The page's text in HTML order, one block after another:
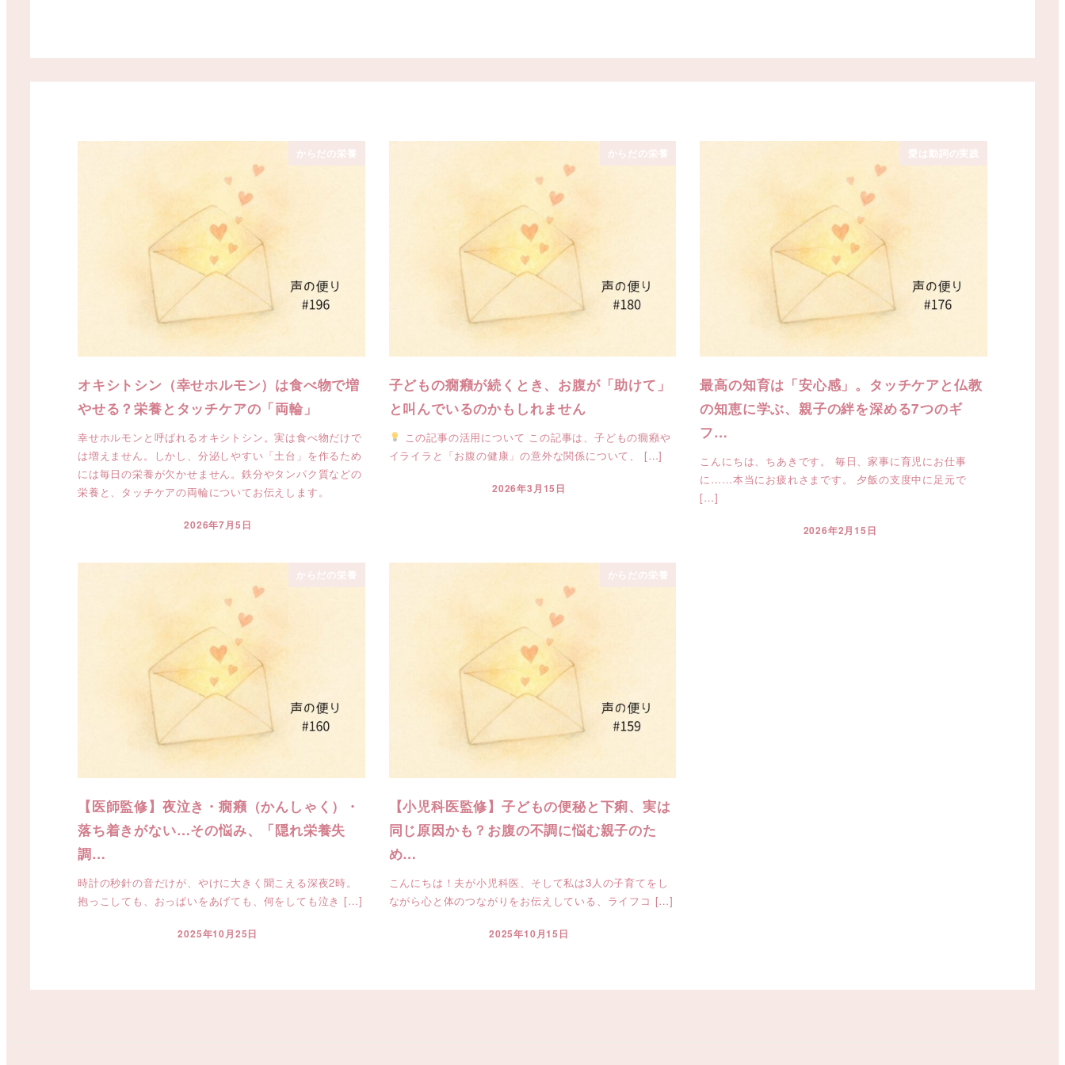
からだの栄養
オキシトシン（幸せホルモン）は食べ物で増
やせる？栄養とタッチケアの「両輪」
幸せホルモンと呼ばれるオキシトシン。実は食べ物だけで
は増えません。しかし、分泌しやすい「土台」を作るため
には毎日の栄養が欠かせません。鉄分やタンパク質などの
栄養と、タッチケアの両輪についてお伝えします。
投稿日
2026年7月5日
からだの栄養
子どもの癇癪が続くとき、お腹が「助けて」
と叫んでいるのかもしれません
この記事の活用について この記事は、子どもの癇癪や
イライラと「お腹の健康」の意外な関係について、 […]
投稿日
2026年3月15日
愛は動詞の実践
最高の知育は「安心感」。タッチケアと仏教
の知恵に学ぶ、親子の絆を深める7つのギ
フ…
こんにちは、ちあきです。 毎日、家事に育児にお仕事
に……本当にお疲れさまです。 夕飯の支度中に足元で
[…]
投稿日
2026年2月15日
からだの栄養
【医師監修】夜泣き・癇癪（かんしゃく）・
落ち着きがない…その悩み、「隠れ栄養失
調…
時計の秒針の音だけが、やけに大きく聞こえる深夜2時。
抱っこしても、おっぱいをあげても、何をしても泣き […]
投稿日
2025年10月25日
からだの栄養
【小児科医監修】子どもの便秘と下痢、実は
同じ原因かも？お腹の不調に悩む親子のた
め…
こんにちは！夫が小児科医、そして私は3人の子育てをし
ながら心と体のつながりをお伝えしている、ライフコ […]
投稿日
2025年10月15日